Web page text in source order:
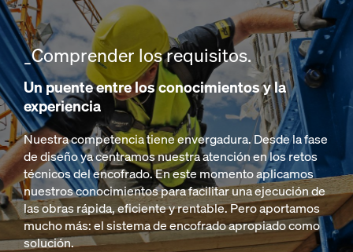
_Comprender los requisitos.
Un puente entre los conocimientos y la
experiencia
Nuestra competencia tiene envergadura. Desde la fase
de diseño ya centramos nuestra atención en los retos
técnicos del encofrado. En este momento aplicamos
nuestros conocimientos para facilitar una ejecución de
las obras rápida, eficiente y rentable. Pero aportamos
mucho más: el sistema de encofrado apropiado como
solución.